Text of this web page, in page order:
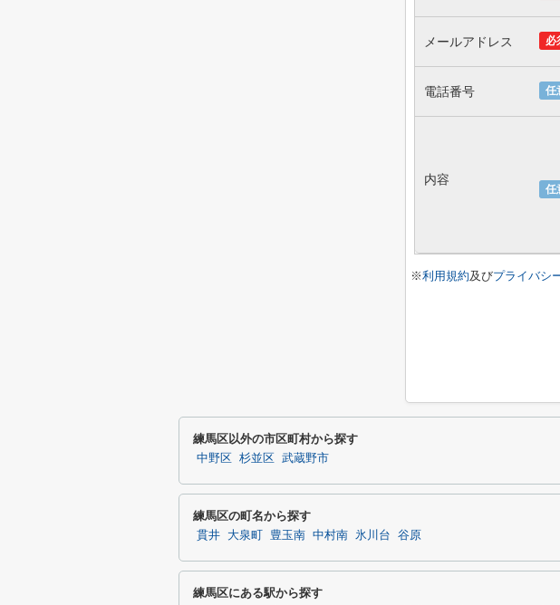
必
メールアドレス
任
電話番号
任
内容
※利用規約及びプライバシ
練馬区以外の市区町村から探す
中野区 杉並区 武蔵野市
練馬区の町名から探す
貫井 大泉町 豊玉南 中村南 氷川台 谷原
練馬区にある駅から探す